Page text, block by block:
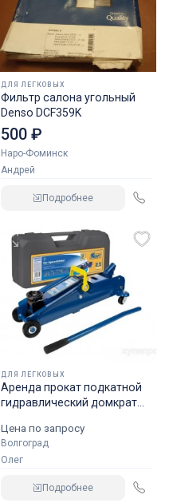
ДЛЯ ЛЕГКОВЫХ
Фильтр салона угольный
Denso DCF359K
500 ₽
Наро-Фоминск
Андрей
Подробнее
ДЛЯ ЛЕГКОВЫХ
Аренда прокат подкатной
гидравлический домкрат
Цена по запросу
Волгоград
Олег
Подробнее